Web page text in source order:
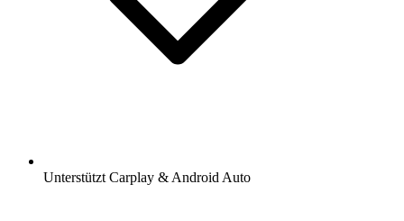
Unterstützt Carplay & Android Auto